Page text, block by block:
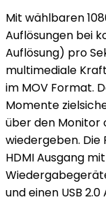
Mit wählbaren
Auflösungen bei
Auflösung) pro
multimediale
im MOV Format.
Momente
über den Monitor
wiedergeben. Die
HDMI Ausgang
und einen USB 2.0